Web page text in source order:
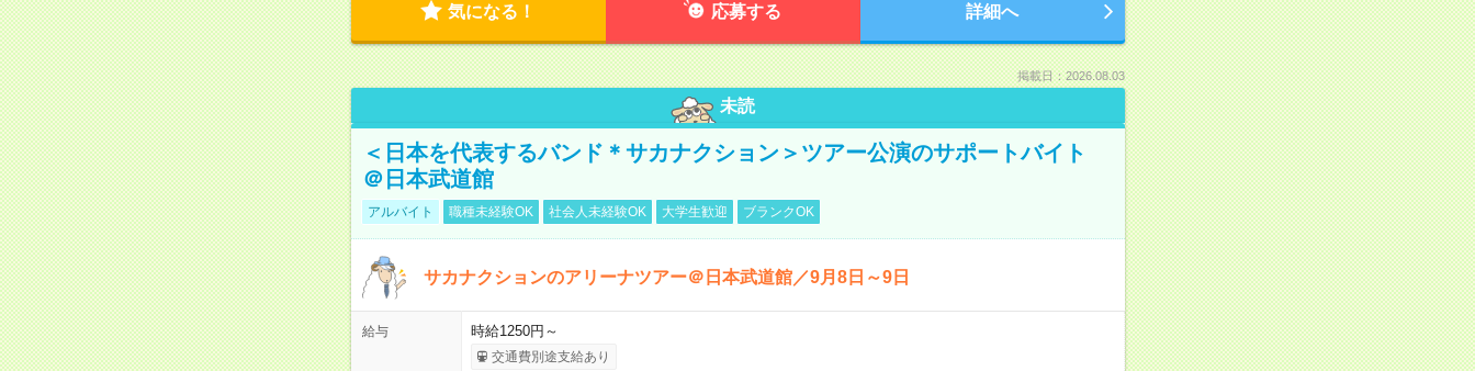
気になる！ 応募する 詳細へ
掲載日：2026.08.03
未読
＜日本を代表するバンド＊サカナクション＞ツアー公演のサポートバイト
＠日本武道館
アルバイト 職種未経験OK 社会人未経験OK 大学生歓迎 ブランクOK
サカナクションのアリーナツアー＠日本武道館／9月8日～9日
給与 時給1250円～
交通費別途支給あり